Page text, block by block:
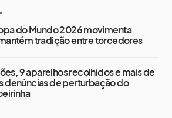
do Mundo 2026 movimenta
tradição entre torcedores
9 aparelhos recolhidos e mais de
denúncias de perturbação do